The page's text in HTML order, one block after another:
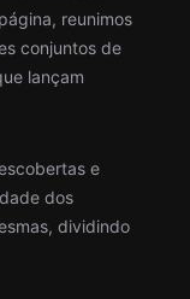
reunimos
conjuntos de
lançam
e
dos
dividindo